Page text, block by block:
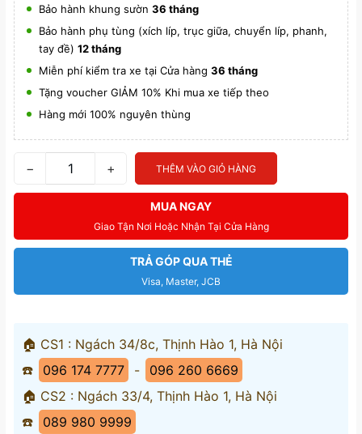
Bảo hành khung sườn 36 tháng
Bảo hành phụ tùng (xích líp, trục giữa, chuyển líp, phanh,
tay đề) 12 tháng
Miễn phí kiểm tra xe tại Cửa hàng 36 tháng
Tặng voucher GIẢM 10% Khi mua xe tiếp theo
Hàng mới 100% nguyên thùng
− + THÊM VÀO GIỎ HÀNG
MUA NGAY
Giao Tận Nơi Hoặc Nhận Tại Cửa Hàng
TRẢ GÓP QUA THẺ
Visa, Master, JCB
🏠 CS1 : Ngách 34/8c, Thịnh Hào 1, Hà Nội
☎️
096 174 7777 -
096 260 6669
🏠 CS2 : Ngách 33/4, Thịnh Hào 1, Hà Nội
☎️
089 980 9999